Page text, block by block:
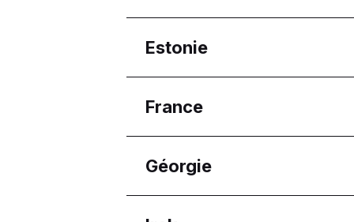
Osječko-baranjska
Régions
Aragón
Estonie
Régions
Harju maakond
France
Régions
Nouvelle-Aquitaine
Géorgie